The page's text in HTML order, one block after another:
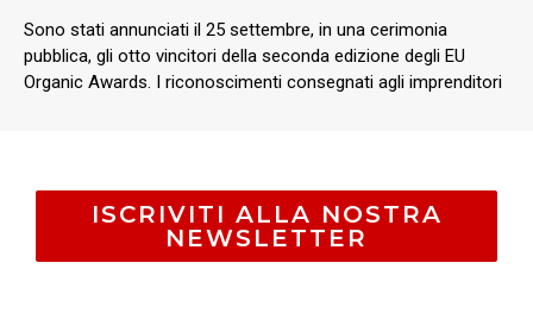
Sono stati annunciati il 25 settembre, in una cerimonia
pubblica, gli otto vincitori della seconda edizione degli EU
Organic Awards. I riconoscimenti consegnati agli imprenditori
ISCRIVITI ALLA NOSTRA
NEWSLETTER